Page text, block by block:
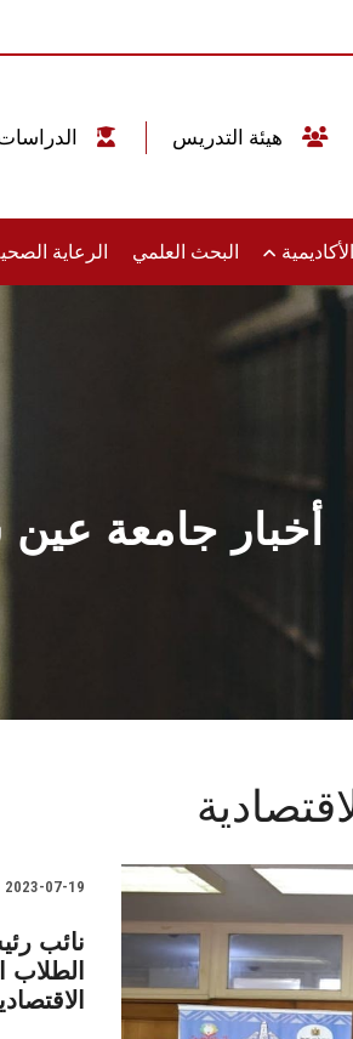
البحث العلمي الرعاية
أخبار جامعة
2023-07-19
نائب